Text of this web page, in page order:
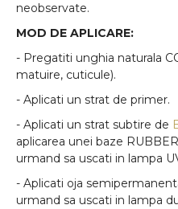
neobservate.
MOD DE APLICARE:
- Pregatiti unghia naturala
matuire, cuticule).
- Aplicati un strat de primer.
- Aplicati un strat subtire de
aplicarea unei baze
urmand sa uscati in lampa
- Aplicati oja
urmand sa uscati in lampa